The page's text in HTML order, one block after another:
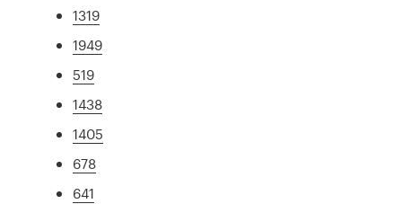
1319
1949
519
1438
1405
678
641